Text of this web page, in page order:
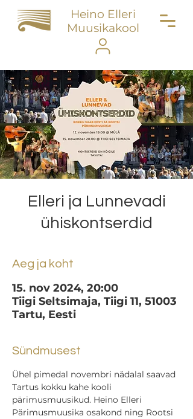
Heino Elleri
Muusikakool
Elleri ja Lunnevadi
ühiskontserdid
Aeg ja koht
15. nov 2024, 20:00
Tiigi Seltsimaja, Tiigi 11, 51003
Tartu, Eesti
Sündmusest
Ühel pimedal novembri nädalal saavad
Tartus kokku kahe kooli
pärimusmuusikud. Heino Elleri
Pärimusmuusika osakond ning Rootsi